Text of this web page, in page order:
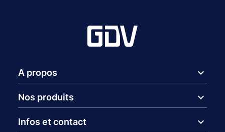
A propos expand_more
Nos produits expand_more
Infos et contact expand_more